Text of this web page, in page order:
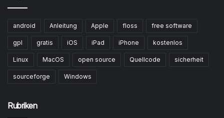
android Anleitung Apple floss free software
gpl gratis iOS iPad iPhone kostenlos
Linux MacOS open source Quellcode sicherheit
sourceforge Windows
Rubriken